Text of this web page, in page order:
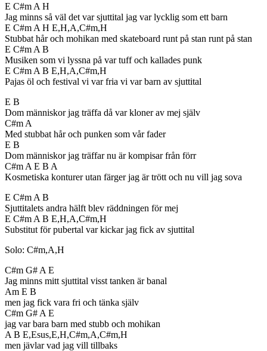
E C#m A H
Jag minns så väl det var sjuttital jag var lycklig som ett barn
E C#m A H E,H,A,C#m,H
Stubbat hår och mohikan med skateboard runt på stan runt på stan
E C#m A B
Musiken som vi lyssna på var tuff och kallades punk
E C#m A B E,H,A,C#m,H
Pajas öl och festival vi var fria vi var barn av sjuttital
E B
Dom människor jag träffa då var kloner av mej själv
C#m A
Med stubbat hår och punken som vår fader
E B
Dom människor jag träffar nu är kompisar från förr
C#m A E B A
Kosmetiska konturer utan färger jag är trött och nu vill jag sova
E C#m A B
Sjuttitalets andra hälft blev räddningen för mej
E C#m A B E,H,A,C#m,H
Substitut för pubertal var kickar jag fick av sjuttital
Solo: C#m,A,H
C#m G# A E
Jag minns mitt sjuttital visst tanken är banal
Am E B
men jag fick vara fri och tänka själv
C#m G# A E
jag var bara barn med stubb och mohikan
A B E,Esus,E,H,C#m,A,C#m,H
men jävlar vad jag vill tillbaks